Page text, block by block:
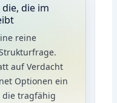
die im
reine
auf Verdacht
Optionen ein
die tragfähig